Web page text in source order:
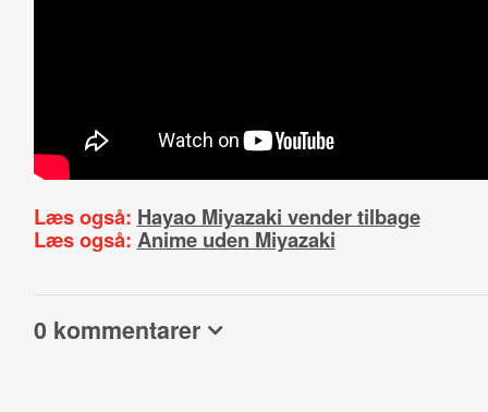
Læs også: Hayao Miyazaki vender tilbage
Læs også: Anime uden Miyazaki
0 kommentarer